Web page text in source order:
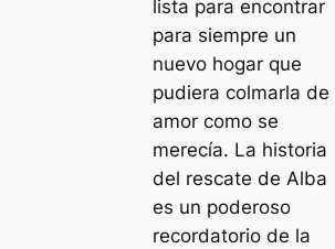
lista para encontrar
para siempre un
nuevo hogar que
pudiera colmarla de
amor como se
merecía. La historia
del rescate de Alba
es un poderoso
recordatorio de la